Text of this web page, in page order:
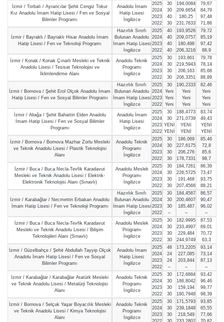
İzmir / Torbalı / Ayrancılar Şehit Cengiz Tokur
Kız Anadolu İmam Hatip Lisesi / Fen ve Sosyal
Bilimler Programı
Anadolu İmam
Hatip Lisesi
İngilizce
2025
2024
2023
2022
30
30
40
30
194,0084
209,6654
180,25
231,7633
79,67
84,79
97,48
71,86
İzmir / Bayraklı / Bayraklı Hisar Anadolu İmam
Hatip Lisesi / Fen ve Teknoloji Programı
Hazırlık Sınıfı
Bulunan Anadolu
İmam Hatip Lisesi
İngilizce
2025
2024
2023
2022
40
40
40
40
193,9526
209,0757
180,498
206,3216
79,72
85,19
97,42
88,9
İzmir / Konak / Konak Çınarlı Mesleki ve Teknik
Anadolu Lisesi / Tesisat Teknolojisi ve
İklimlendirme Alanı
Anadolu Teknik
Programı
İngilizce
2025
2024
2023
2022
30
30
30
30
193,861
219,5943
206,163
206,3351
79,78
78,14
85,68
88,89
İzmir / Bornova / Şehit Erol Olçok Anadolu İmam
Hatip Lisesi / Fen ve Sosyal Bilimler Programı
Hazırlık Sınıfı
Bulunan Anadolu
İmam Hatip Lisesi
İngilizce
2025
2024
2023
2022
30
Yeni
Yeni
Yeni
190,2333
Yeni
Yeni
Yeni
82,46
Yeni
Yeni
Yeni
İzmir / Aliağa / Şehit Bahattin Elden Anadolu
İmam Hatip Lisesi / Fen ve Sosyal Bilimler
Programı
Anadolu İmam
Hatip Lisesi
İngilizce
2025
2024
2023
2022
30
30
YENİ
YENİ
188,4773
271,0739
YENİ
YENİ
83,74
49,43
YENİ
YENİ
İzmir / Bornova / Bornova Mazhar Zorlu Mesleki
ve Teknik Anadolu Lisesi / Plastik Teknolojisi
Alanı
Anadolu Teknik
Programı
İngilizce
2025
2024
2023
2022
30
30
30
30
186,069
227,6175
206,276
178,7331
85,46
72,8
85,6
98,7
İzmir / Buca / Buca Necla-Tevfik Karadavut
Mesleki ve Teknik Anadolu Lisesi / Elektrik-
Elektronik Teknolojisi Alanı (Sınavlı)
Anadolu Meslek
Programı
İngilizce
2025
2024
2023
2022
30
30
30
30
184,7261
226,5725
191,468
207,4566
86,39
73,47
93,75
88,21
İzmir / Karabağlar / Necmettin Erbakan Anadolu
İmam Hatip Lisesi / Fen ve Teknoloji Programı
Hazırlık Sınıfı
Bulunan Anadolu
İmam Hatip Lisesi
İngilizce
2025
2024
2023
2022
30
30
30
–
184,4587
200,4607
185,487
–
86,57
90,47
96,02
–
İzmir / Buca / Buca Necla-Tevfik Karadavut
Mesleki ve Teknik Anadolu Lisesi / Bilişim
Teknolojileri Alanı (Sınavlı)
Anadolu Meslek
Programı
İngilizce
2025
2024
2023
2022
30
30
30
30
182,9995
233,4997
229,484
244,9749
87,53
69,01
70,72
63,3
İzmir / Güzelbahçe / Şehit Abdullah Tayyip Olçok
Anadolu İmam Hatip Lisesi / Fen ve Sosyal
Bilimler Programı
Anadolu İmam
Hatip Lisesi
İngilizce
2025
2024
2023
2022
48
24
24
–
173,2205
227,085
203,844
–
93,14
73,14
87,13
–
İzmir / Karabağlar / Karabağlar Atatürk Mesleki
ve Teknik Anadolu Lisesi / Metalürji Teknolojisi
Alanı
Anadolu Teknik
Programı
İngilizce
2025
2024
2023
2022
30
30
30
30
172,6884
186,8042
159,194
180,7948
93,42
96,46
99,77
98,39
İzmir / Bornova / Selçuk Yaşar Boyacılık Mesleki
ve Teknik Anadolu Lisesi / Kimya Teknolojisi
Alanı
Anadolu Teknik
Programı
İngilizce
2025
2024
2023
2022
30
30
30
30
171,5793
239,1848
218,549
233,2802
93,85
65,55
77,66
70,82